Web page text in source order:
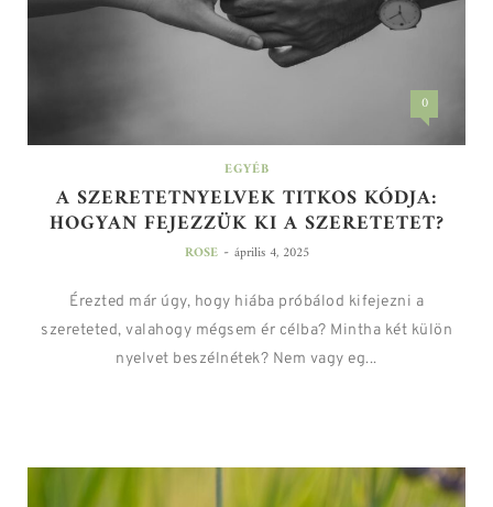
0
EGYÉB
A SZERETETNYELVEK TITKOS KÓDJA:
HOGYAN FEJEZZÜK KI A SZERETETET?
ROSE - április 4, 2025
Érezted már úgy, hogy hiába próbálod kifejezni a
szereteted, valahogy mégsem ér célba? Mintha két külön
nyelvet beszélnétek? Nem vagy eg...